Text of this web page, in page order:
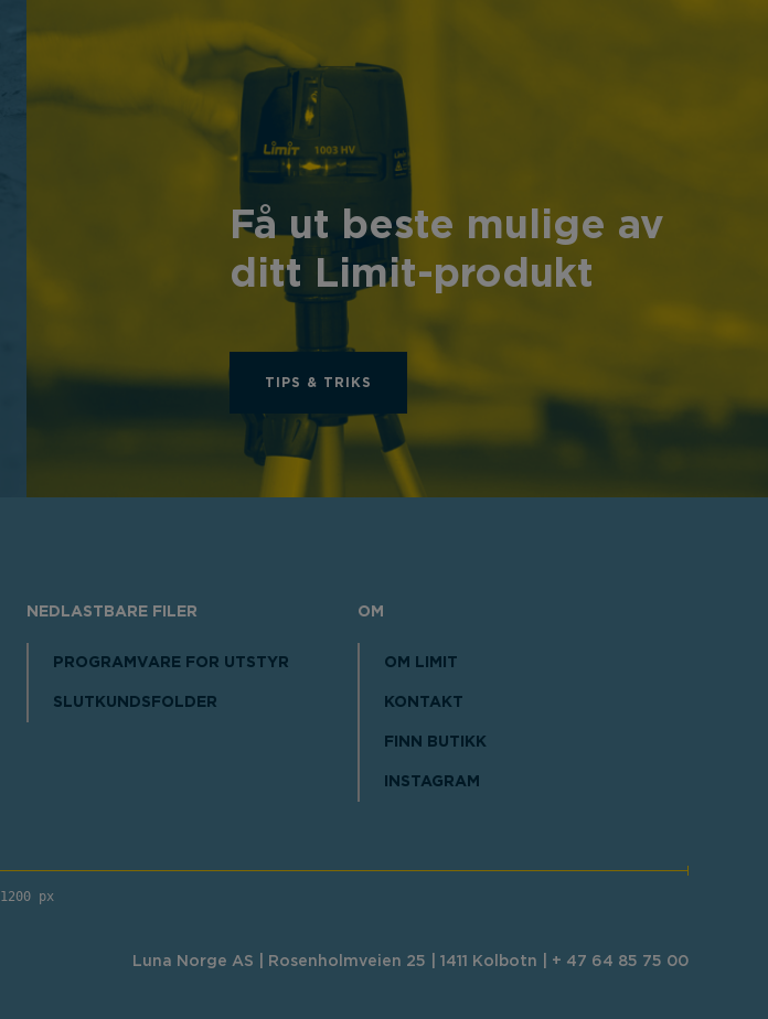
Få ut beste mulige av
ditt Limit-produkt
TIPS & TRIKS
NEDLASTBARE FILER
PROGRAMVARE FOR UTSTYR
SLUTKUNDSFOLDER
OM
OM LIMIT
KONTAKT
FINN BUTIKK
INSTAGRAM
1200 px
Luna Norge AS | Rosenholmveien 25 | 1411 Kolbotn | + 47 64 85 75 00